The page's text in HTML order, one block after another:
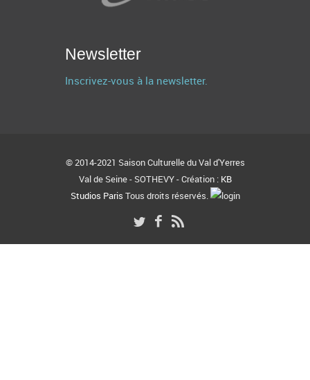
Newsletter
Inscrivez-vous à la newsletter.
© 2014-2021 Saison Culturelle du Val d'Yerres
Val de Seine - SOTHEVY - Création : KB
Studios Paris Tous droits réservés.